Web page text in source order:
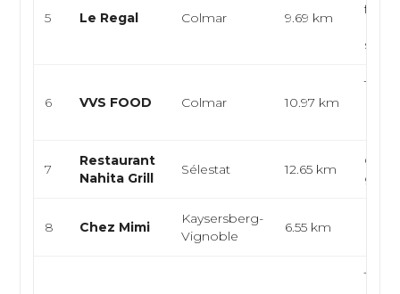
5 Le Regal Colmar 9.69 km
food,
6 VVS FOOD Colmar 10.97 km
7
Restaurant
Nahita Grill
Sélestat 12.65 km
Grill
8 Chez Mimi
Kaysersberg-
Vignoble
6.55 km